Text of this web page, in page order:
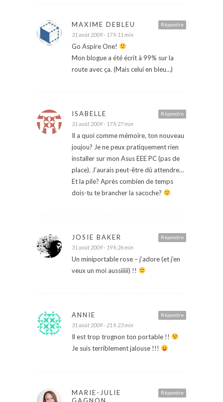
Répondre
MAXIME DEBLEU
31 août 2009 - 17 h 11 min
Go Aspire One!
Mon blogue a été écrit à 99% sur la
route avec ça. (Mais celui en bleu…)
Répondre
ISABELLE
31 août 2009 - 17 h 27 min
Il a quoi comme mémoire, ton nouveau
joujou? Je ne peux pratiquement rien
installer sur mon Asus EEE PC (pas de
place). J’aurais peut-être dû attendre…
Et la pile? Après combien de temps
dois-tu te brancher la sacoche?
Répondre
JOSIE BAKER
31 août 2009 - 19 h 26 min
Un miniportable rose – j’adore (et j’en
veux un moi aussiiiii) !!
Répondre
ANNIE
31 août 2009 - 21 h 23 min
Il est trop trognon ton portable !!
Je suis terriblement jalouse !!!
Répondre
MARIE-JULIE
GAGNON